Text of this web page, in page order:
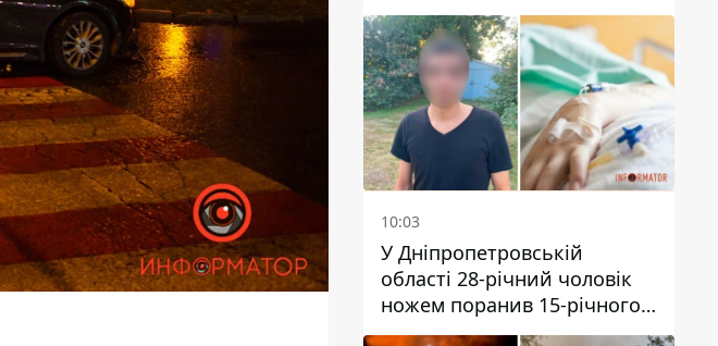
10:03
У Дніпропетровській
області 28-річний чоловік
ножем поранив 15-річного
хлопця